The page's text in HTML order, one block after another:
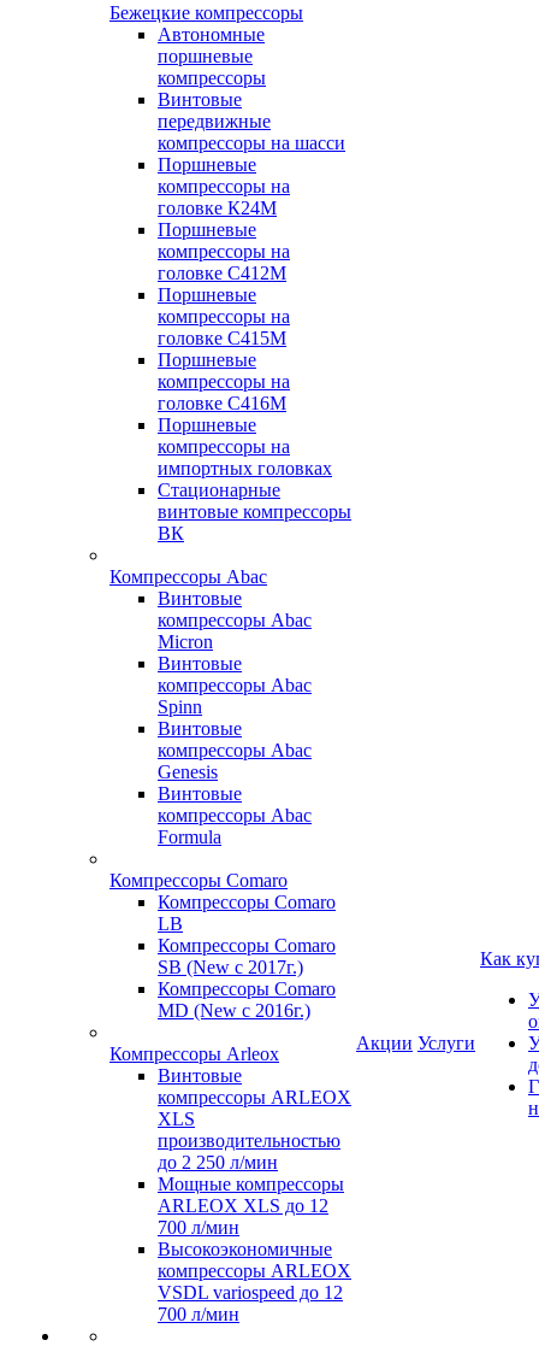
Бежецкие компрессоры
Автономные
поршневые
компрессоры
Винтовые
передвижные
компрессоры на шасси
Поршневые
компрессоры на
головке К24М
Поршневые
компрессоры на
головке С412М
Поршневые
компрессоры на
головке С415М
Поршневые
компрессоры на
головке С416М
Поршневые
компрессоры на
импортных головках
Стационарные
винтовые компрессоры
ВК
Компрессоры Abac
Винтовые
компрессоры Abac
Micron
Винтовые
компрессоры Abac
Spinn
Винтовые
компрессоры Abac
Genesis
Винтовые
компрессоры Abac
Formula
Компрессоры Comaro
Компрессоры Comaro
LB
Компрессоры Comaro
SB (New с 2017г.)
Компрессоры Comaro
MD (New с 2016г.)
Компрессоры Arleox
Винтовые
компрессоры ARLEOX
XLS
производительностью
до 2 250 л/мин
Мощные компрессоры
ARLEOX XLS до 12
700 л/мин
Высокоэкономичные
компрессоры ARLEOX
VSDL variospeed до 12
700 л/мин
Акции Услуги
Как